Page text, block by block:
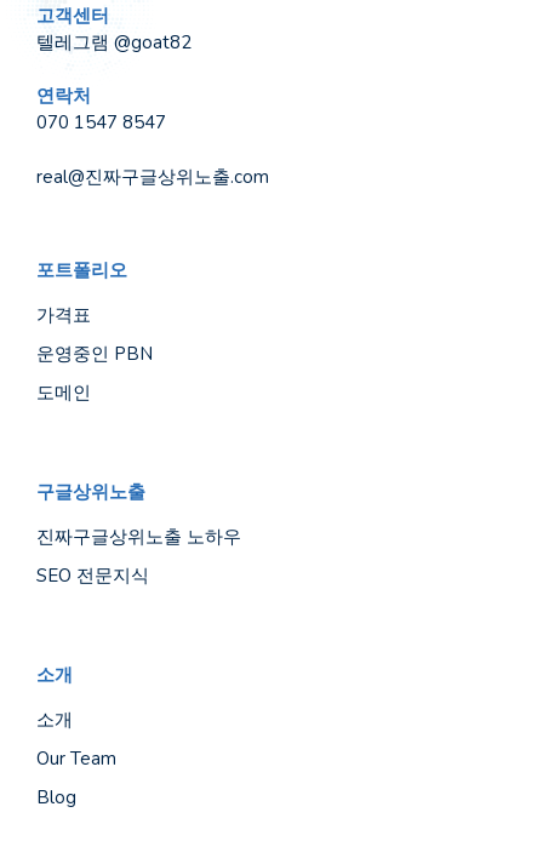
고객센터
텔레그램 @goat82
연락처
070 1547 8547
real@진짜구글상위노출.com
포트폴리오
가격표
운영중인 PBN
도메인
구글상위노출
진짜구글상위노출 노하우
SEO 전문지식
소개
소개
Our Team
Blog